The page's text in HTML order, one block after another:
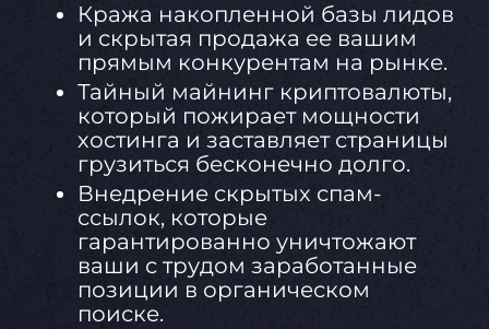
Кража накопленной базы лидов
и скрытая продажа ее вашим
прямым конкурентам на рынке.
Тайный майнинг криптовалюты,
который пожирает мощности
хостинга и заставляет страницы
грузиться бесконечно долго.
Внедрение скрытых спам-
ссылок, которые
гарантированно уничтожают
ваши с трудом заработанные
позиции в органическом
поиске.